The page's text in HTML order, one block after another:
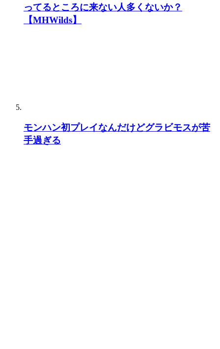
ってるところに来ない人多くないか？
【MHWilds】
モンハン初プレイなんだけどグラビモスが苦
手過ぎる